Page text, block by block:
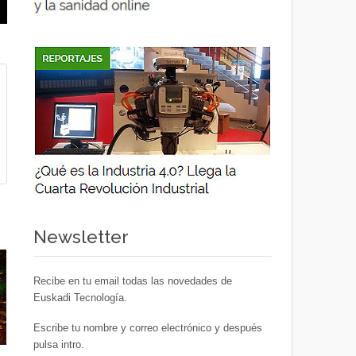
Newsletter
Recibe en tu email todas las novedades de
Euskadi Tecnología.
Escribe tu nombre y correo electrónico y después
pulsa intro.